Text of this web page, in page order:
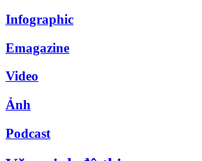
Infographic
Emagazine
Video
Ảnh
Podcast